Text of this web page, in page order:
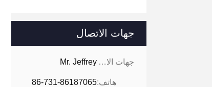
جهات الاتصال
جهات الاتصال: Mr. Jeffrey
هاتف:86-731-86187065